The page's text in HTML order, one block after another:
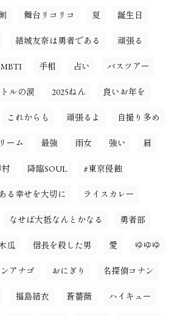
舞台リコリコ 夏 誕生日
結城友奈は勇者である 頑張る
MBTI 手相 占い バスツアー
ルの涙 2025ねん 良いお年を
これからも 頑張るよ 自撮り多め
ーム 最強 雨女 強い 肩
降臨SOUL #東京侵蝕
る幸せを大切に ライスカレー
なせば大抵なんとかなる 勇者部
瓜 信長を殺した男 愛 ゆゆゆ
アナゴ おにぎり 名探偵コナン
福島結衣 蒼薔薇 ハイキュー